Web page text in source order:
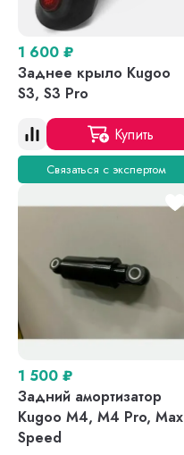
1 600 ₽
Заднее крыло Kugoo
S3, S3 Pro
Купить
Связаться с экспертом
1 500 ₽
Задний амортизатор
Kugoo M4, M4 Pro, Max
Speed